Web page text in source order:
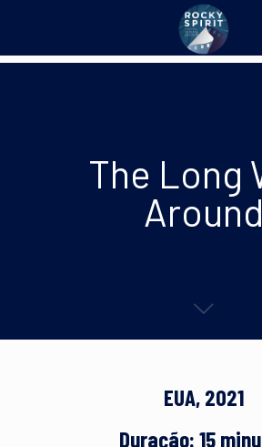
The Long
Around
EUA, 2021
Duração: 15